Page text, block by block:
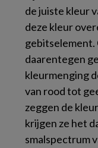
de juiste kleur
deze kleur
gebitselement.
daarentegen
kleurmenging
van rood tot
zeggen de
krijgen ze het
smalspectrum